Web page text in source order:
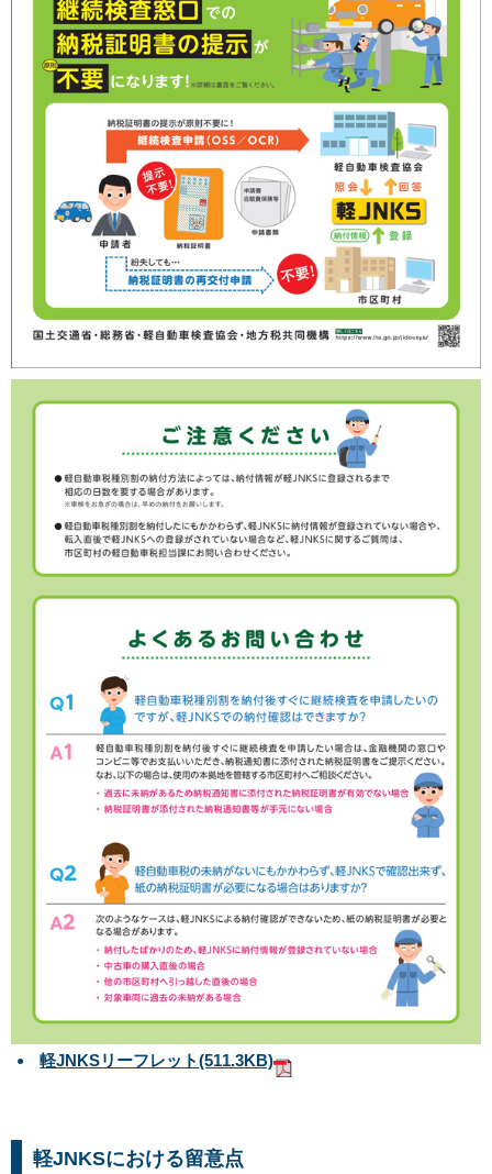
軽JNKSリーフレット(511.3KB)
軽JNKSにおける留意点